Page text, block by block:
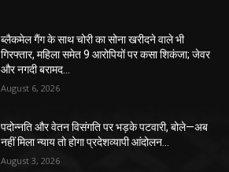
ब्लैकमेल गैंग के साथ चोरी का सोना खरीदने वाले भी
गिरफ्तार, महिला समेत 9 आरोपियों पर कसा शिकंजा; जेवर
और नगदी बरामद…
August 6, 2026
पदोन्नति और वेतन विसंगति पर भड़के पटवारी, बोले—अब
नहीं मिला न्याय तो होगा प्रदेशव्यापी आंदोलन…
August 3, 2026